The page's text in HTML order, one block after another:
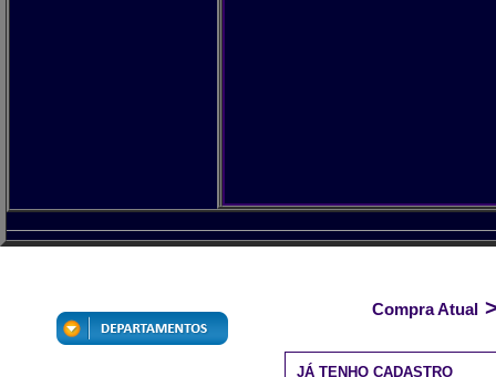
Compra Atual
JÁ TENHO CADASTRO